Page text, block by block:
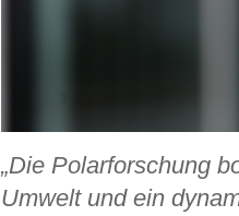
„Die Polarforschung
Umwelt und ein